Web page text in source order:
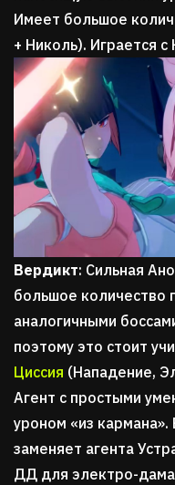
Имеет большое
+ Николь). Играется
Вердикт: Сильная
большое количество
аналогичными
поэтому это стоит
Циссия (Нападение,
Агент с простыми
уроном «из
заменяет агента
ДД для электро-